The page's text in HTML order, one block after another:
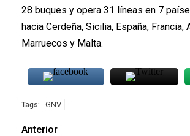
28 buques y opera 31 líneas en 7
hacia Cerdeña, Sicilia, España, Francia,
Marruecos y Malta.
Tags: GNV
Anterior